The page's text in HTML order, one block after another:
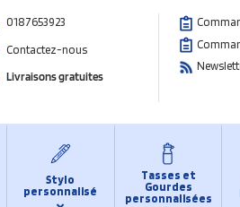
0187653923
Contactez-nous
Livraisons gratuites
Stylo
personnalisé
Tasses et
Gourdes
personnalisées